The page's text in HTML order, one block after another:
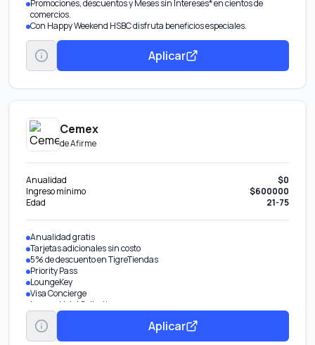
Promociones, descuentos y Meses sin Intereses* en cientos de
comercios.
Con Happy Weekend HSBC disfruta beneficios especiales.
Aplicar
Cemex
deAfirme
Anualidad
$0
Ingreso mínimo
$600000
Edad
21-75
Anualidad gratis
Tarjetas adicionales sin costo
5% de descuento en TigreTiendas
Priority Pass
LoungeKey
Visa Concierge
Luxury Hotel Collection
Transporte gratuito al Aeropuerto CDMX
Meses Sin Intereses
Servicios Visa Infinite
Aplicar